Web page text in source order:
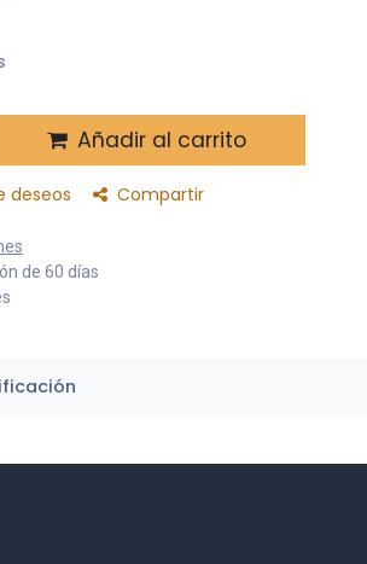
Añadir al carrito
deseos Compartir
de 60 días